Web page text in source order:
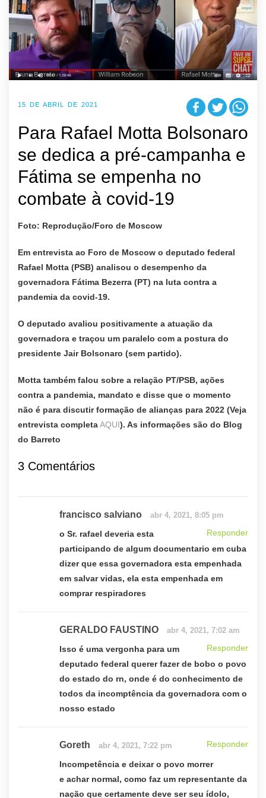
15 DE ABRIL DE 2021
Para Rafael Motta Bolsonaro
se dedica a pré-campanha e
Fátima se empenha no
combate à covid-19
Foto: Reprodução/Foro de Moscow
Em entrevista ao Foro de Moscow o deputado federal
Rafael Motta (PSB) analisou o desempenho da
governadora Fátima Bezerra (PT) na luta contra a
pandemia da covid-19.
O deputado avaliou positivamente a atuação da
governadora e traçou um paralelo com a postura do
presidente Jair Bolsonaro (sem partido).
Motta também falou sobre a relação PT/PSB, ações
contra a pandemia, mandato e disse que o momento
não é para discutir formação de alianças para 2022 (Veja
entrevista completaAQUI). As informações são do Blog
do Barreto
3 Comentários
francisco salviano abr 4, 2021, 8:05 pm
Responder
o Sr. rafael deveria esta
participando de algum documentario em cuba
dizer que essa governadora esta empenhada
em salvar vidas, ela esta empenhada em
comprar respiradores
GERALDO FAUSTINO abr 4, 2021, 7:02 am
Responder
Isso é uma vergonha para um
deputado federal querer fazer de bobo o povo
do estado do rn, onde é do conhecimento de
todos da incomptência da governadora com o
nosso estado
Goreth abr 4, 2021, 7:22 pm Responder
Incompetência e deixar o povo morrer
e achar normal, como faz um representante da
nação que certamente deve ser seu ídolo,